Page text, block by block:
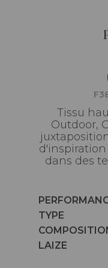
Tissu
Outdoor,
dans des
Caractéristiques
Caractéristiques
TYPE
Caractéristiques
Caractéristiques
LAIZE